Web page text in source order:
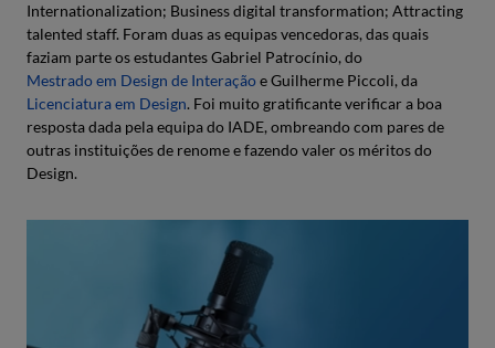
Internationalization; Business digital transformation; Attracting
talented staff. Foram duas as equipas vencedoras, das quais
faziam parte os estudantes Gabriel Patrocínio, do
Mestrado em Design de Interaçãoe Guilherme Piccoli, da
Licenciatura em Design. Foi muito gratificante verificar a boa
resposta dada pela equipa do IADE, ombreando com pares de
outras instituições de renome e fazendo valer os méritos do
Design.